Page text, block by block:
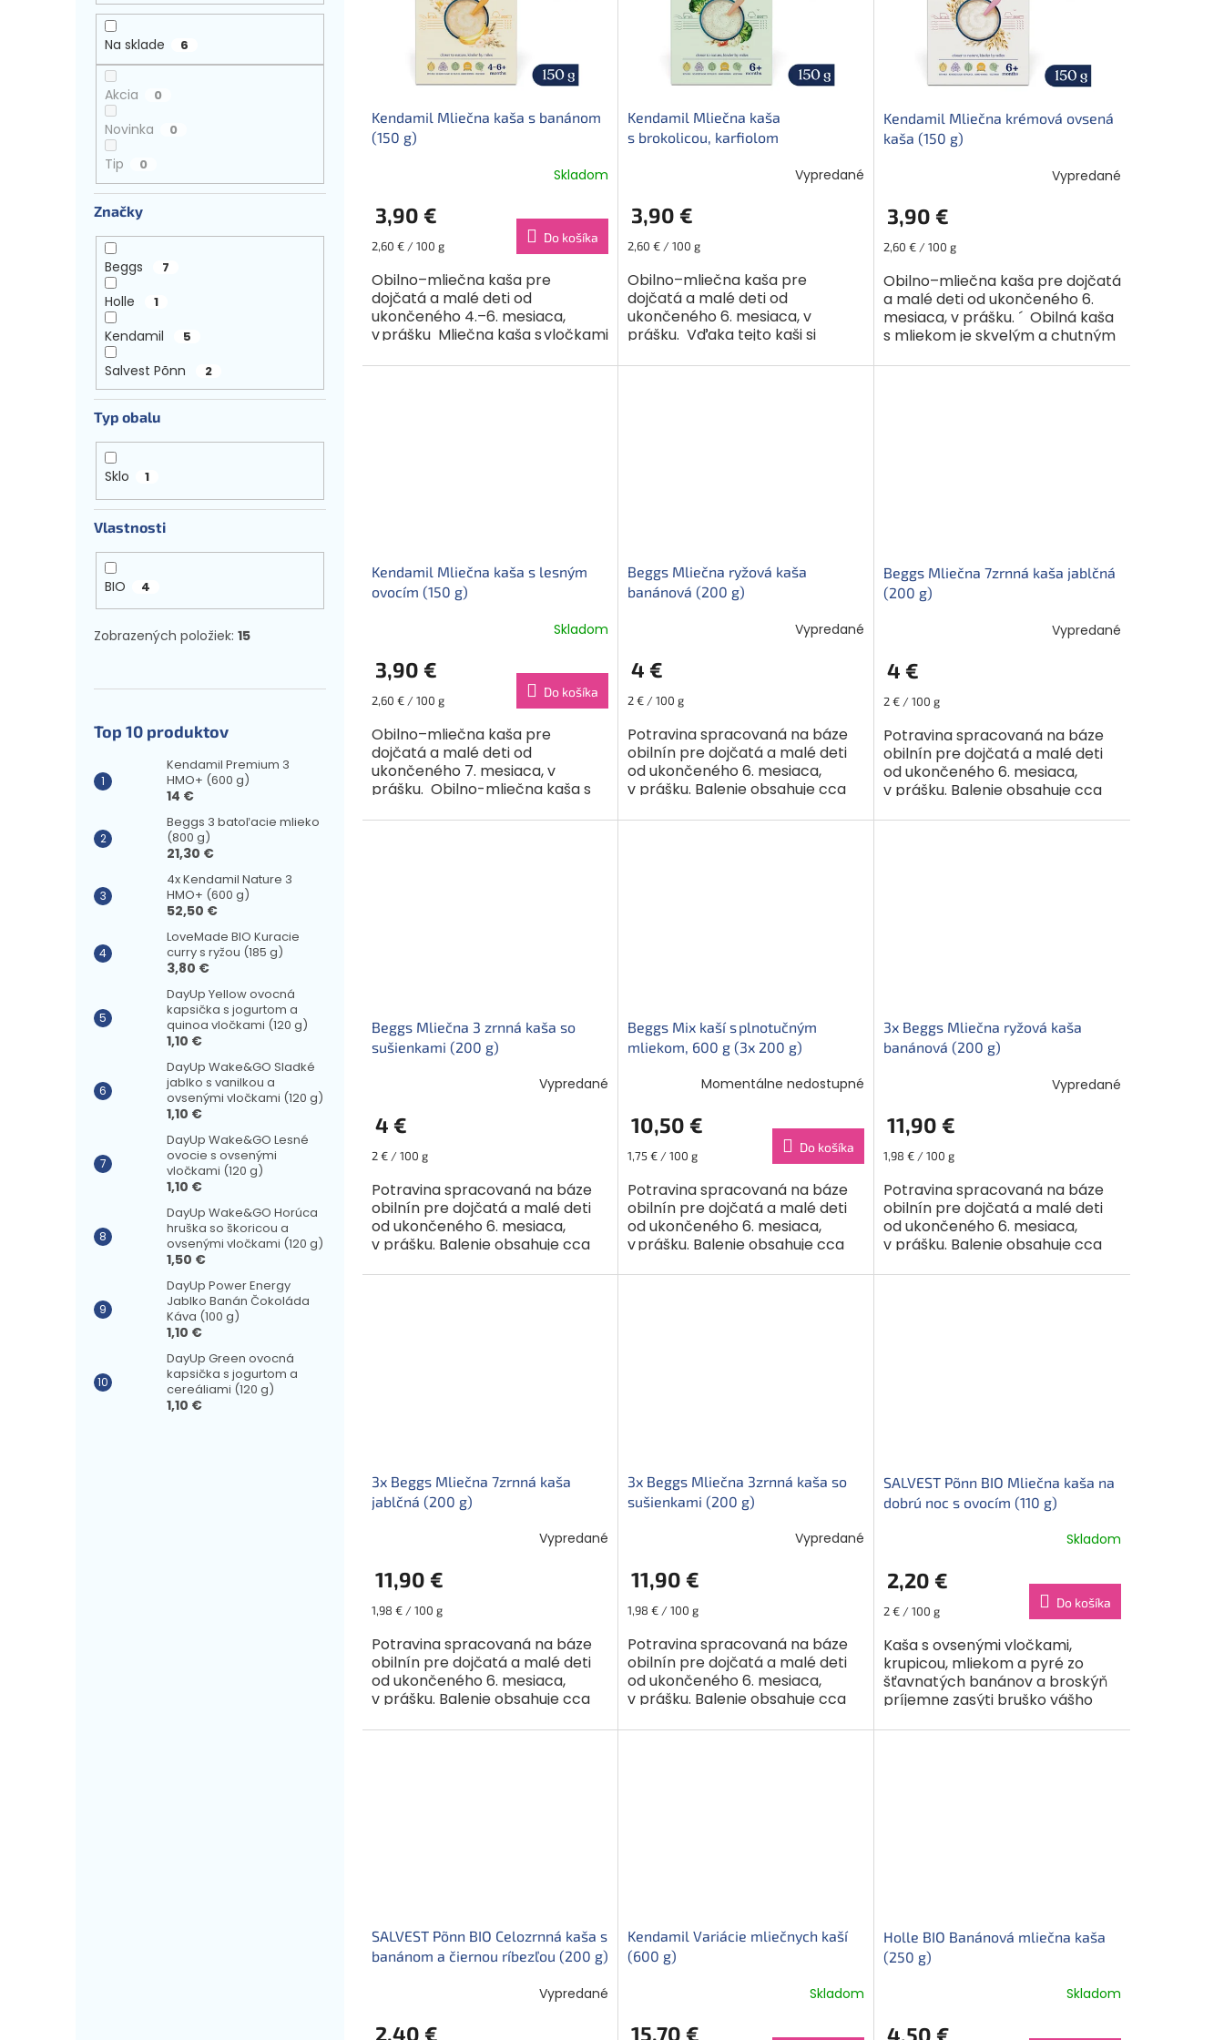
Na sklade 6
Akcia 0
Novinka 0
Tip 0
Značky
Beggs 7
Holle 1
Kendamil 5
Salvest Põnn 2
Typ obalu
Sklo 1
Vlastnosti
BIO 4
Zobrazených položiek: 15
Top 10 produktov
Kendamil Premium 3
HMO+ (600 g)
14 €
Beggs 3 batoľacie mlieko
(800 g)
21,30 €
4x Kendamil Nature 3
HMO+ (600 g)
52,50 €
LoveMade BIO Kuracie
curry s ryžou (185 g)
3,80 €
DayUp Yellow ovocná
kapsička s jogurtom a
quinoa vločkami (120 g)
1,10 €
DayUp Wake&GO Sladké
jablko s vanilkou a
ovsenými vločkami (120 g)
1,10 €
DayUp Wake&GO Lesné
ovocie s ovsenými
vločkami (120 g)
1,10 €
DayUp Wake&GO Horúca
hruška so škoricou a
ovsenými vločkami (120 g)
1,50 €
DayUp Power Energy
Jablko Banán Čokoláda
Káva (100 g)
1,10 €
DayUp Green ovocná
kapsička s jogurtom a
cereáliami (120 g)
1,10 €
Kendamil Mliečna kaša s banánom
(150 g)
Skladom
3,90 €
Jednotková
2,60 € / 100 g
Do košíka
Obilno–mliečna kaša pre
dojčatá a malé deti od
ukončeného 4.–6. mesiaca,
v prášku Mliečna kaša s vločkami
dodáva výlučne zrelé ovocie....
Kendamil Mliečna kaša
s brokolicou, karfiolom
Vypredané
3,90 €
Jednotková
2,60 € / 100 g
Obilno–mliečna kaša pre
dojčatá a malé deti od
ukončeného 6. mesiaca, v
prášku. Vďaka tejto kaši si
zelenine. Obsahuje vyvážený
Kendamil Mliečna krémová ovsená
kaša (150 g)
Vypredané
3,90 €
Jednotková
2,60 € / 100 g
Obilno–mliečna kaša pre dojčatá
a malé deti od ukončeného 6.
mesiaca, v prášku. ´ Obilná kaša
s mliekom je skvelým a chutným
veku ju tak...
Kendamil Mliečna kaša s lesným
ovocím (150 g)
Skladom
3,90 €
Jednotková
2,60 € / 100 g
Do košíka
Obilno–mliečna kaša pre
dojčatá a malé deti od
ukončeného 7. mesiaca, v
prášku. Obilno-mliečna kaša s
čučoriedok a vločkami banánu a
Beggs Mliečna ryžová kaša
banánová (200 g)
Vypredané
4 €
Jednotková
2 € / 100 g
Potravina spracovaná na báze
obilnín pre dojčatá a malé deti
od ukončeného 6. mesiaca,
v prášku. Balenie obsahuje cca
bezlepkovej...
Beggs Mliečna 7zrnná kaša jablčná
(200 g)
Vypredané
4 €
Jednotková
2 € / 100 g
Potravina spracovaná na báze
obilnín pre dojčatá a malé deti
od ukončeného 6. mesiaca,
v prášku. Balenie obsahuje cca
viaczrnná kaša...
Beggs Mliečna 3 zrnná kaša so
sušienkami (200 g)
Vypredané
4 €
Jednotková
2 € / 100 g
Potravina spracovaná na báze
obilnín pre dojčatá a malé deti
od ukončeného 6. mesiaca,
v prášku. Balenie obsahuje cca
sušienky...
Beggs Mix kaší s plnotučným
mliekom, 600 g (3x 200 g)
Momentálne nedostupné
10,50 €
Jednotková
1,75 € / 100 g
Do košíka
Potravina spracovaná na báze
obilnín pre dojčatá a malé deti
od ukončeného 6. mesiaca,
v prášku. Balenie obsahuje cca
Tento mix obsahuje...
3x Beggs Mliečna ryžová kaša
banánová (200 g)
Vypredané
11,90 €
Jednotková
1,98 € / 100 g
Potravina spracovaná na báze
obilnín pre dojčatá a malé deti
od ukončeného 6. mesiaca,
v prášku. Balenie obsahuje cca
bezlepkovej...
3x Beggs Mliečna 7zrnná kaša
jablčná (200 g)
Vypredané
11,90 €
Jednotková
1,98 € / 100 g
Potravina spracovaná na báze
obilnín pre dojčatá a malé deti
od ukončeného 6. mesiaca,
v prášku. Balenie obsahuje cca
viaczrnná kaša...
3x Beggs Mliečna 3zrnná kaša so
sušienkami (200 g)
Vypredané
11,90 €
Jednotková
1,98 € / 100 g
Potravina spracovaná na báze
obilnín pre dojčatá a malé deti
od ukončeného 6. mesiaca,
v prášku. Balenie obsahuje cca
sušienky...
SALVEST Põnn BIO Mliečna kaša na
dobrú noc s ovocím (110 g)
Skladom
2,20 €
Jednotková
2 € / 100 g
Do košíka
Kaša s ovsenými vločkami,
krupicou, mliekom a pyré zo
šťavnatých banánov a broskýň
príjemne zasýti bruško vášho
len tie najkvalitnejšie...
SALVEST Põnn BIO Celozrnná kaša s
banánom a čiernou ríbezľou (200 g)
Vypredané
2,40 €
Kendamil Variácie mliečnych kaší
(600 g)
Skladom
15,70 €
Holle BIO Banánová mliečna kaša
(250 g)
Skladom
4,50 €